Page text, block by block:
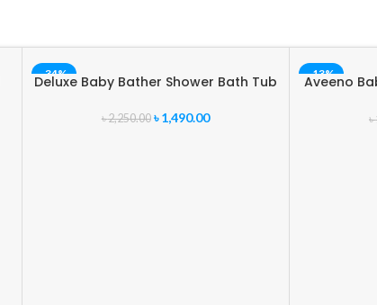
-34%
Deluxe Baby Bather Shower Bath Tub
৳2,250.00 ৳1,490.00
-13%
Aveeno
৳